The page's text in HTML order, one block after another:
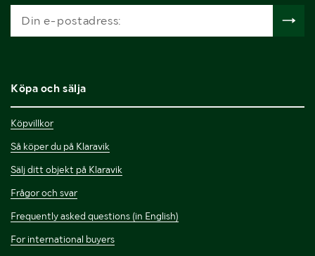
Köpa och sälja
Köpvillkor
Så köper du på Klaravik
Sälj ditt objekt på Klaravik
Frågor och svar
Frequently asked questions (in English)
For international buyers